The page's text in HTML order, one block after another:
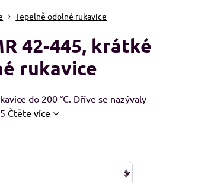
Tepelně odolné rukavice
42-445, krátké
rukavice
do 200 °C. Dříve se nazývaly
Čtěte více